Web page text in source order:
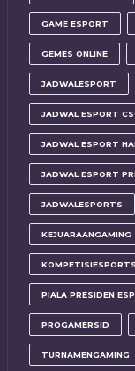
GAME ESPORT
GEMES ONLINE
JADWALESPORT
JADWAL ESPORT
JADWAL ESPORT
JADWAL ESPORT
JADWALESPORTS
KEJUARAANGAMING
KOMPETISIESPORTS
PIALA PRESIDEN
PROGAMERSID
TURNAMENGAMING